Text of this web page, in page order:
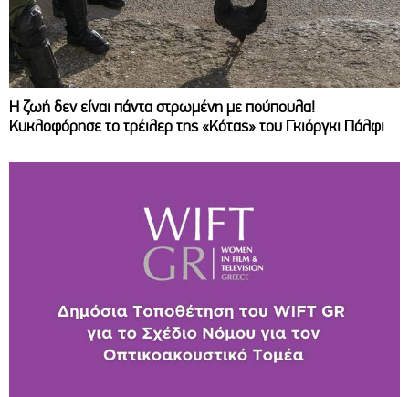
Η ζωή δεν είναι πάντα στρωμένη με πούπουλα!
Κυκλοφόρησε το τρέιλερ της «Κότας» του Γκιόργκι Πάλφι